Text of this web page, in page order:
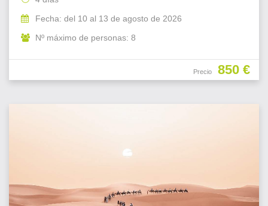
Precio 850 €
Fecha: del 10 al 13 de agosto de 2026
Nº máximo de personas: 8